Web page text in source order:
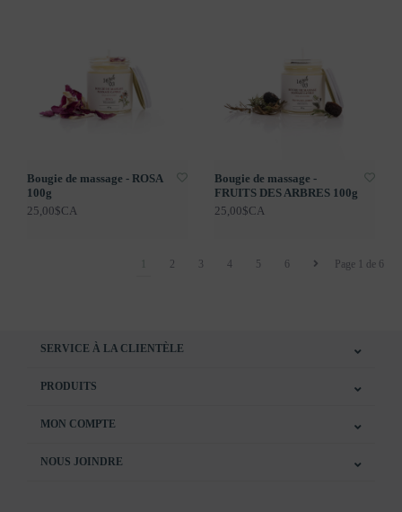
Bougie de massage - ROSA
100g
25,00$CA
Bougie de massage -
FRUITS DES ARBRES 100g
25,00$CA
Page 1 de 6
2 3 4 5 6
SERVICE À LA CLIENTÈLE
PRODUITS
MON COMPTE
NOUS JOINDRE